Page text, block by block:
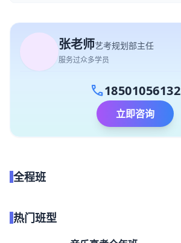
张老师艺考规划部主任
服务过众多学员
call18501056132
立即咨询
全程班
热门班型